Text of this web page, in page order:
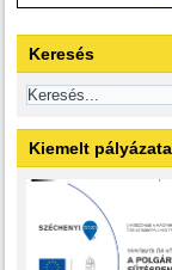
Keresés
Kiemelt